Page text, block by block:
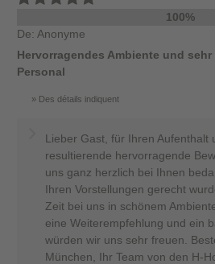
100%
De: Anonyme
Hervorragendes Ambiente und
Personal
Des détails indiquent
Lieber Gast, für Ihren Aufenthalt
resultierende hervorragende
uns ganz herzlich bei Ihnen
Ihren Vorstellungen gerecht
Zeit bei uns in schönem
eine Weiterempfehlung und ein
würden wir uns sehr freuen.
München, Ihr Team von den H-